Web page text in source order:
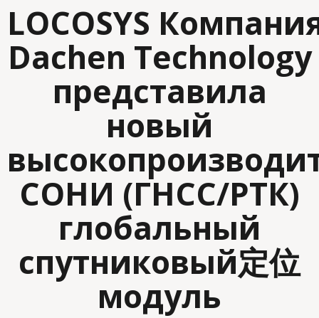
LOCOSYS
Dachen Technology
представила
новый
СОНИ (ГНСС/РТК)
глобальный
спутниковый定位
модуль